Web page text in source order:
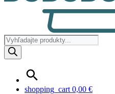
Products
search
shopping_cart 0,00 €